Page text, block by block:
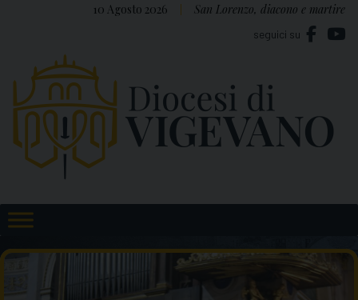
10 Agosto 2026 San Lorenzo, diacono e martire
seguici su